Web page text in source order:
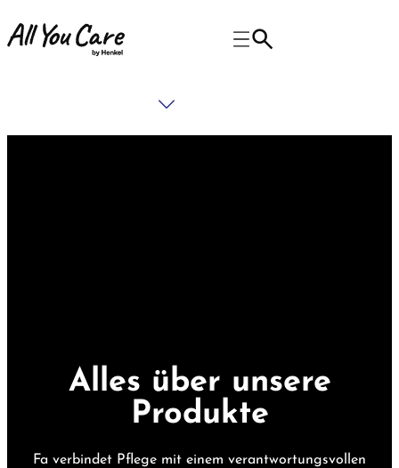
Alles über unsere
Produkte
Fa verbindet Pflege mit einem verantwortungsvollen